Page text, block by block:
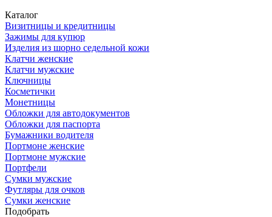
Каталог
Визитницы и кредитницы
Зажимы для купюр
Изделия из шорно седельной кожи
Клатчи женские
Клатчи мужские
Ключницы
Косметички
Монетницы
Обложки для автодокументов
Обложки для паспорта
Бумажники водителя
Портмоне женские
Портмоне мужские
Портфели
Сумки мужские
Футляры для очков
Сумки женские
Подобрать